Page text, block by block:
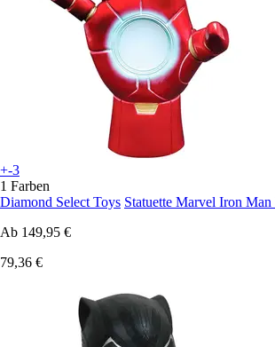
+-3
1 Farben
Diamond Select Toys Statuette Marvel Iron
Ab 149,95 €
79,36 €